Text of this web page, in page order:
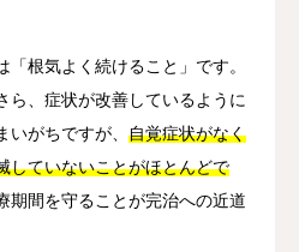
根気よく続けること」です。
ら、症状が改善しているように
がちですが、 自覚症状がなく
していないことがほとんどで
期間を守ることが完治への近道